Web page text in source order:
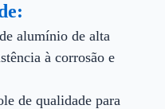
alumínio de alta
à corrosão e
de qualidade para